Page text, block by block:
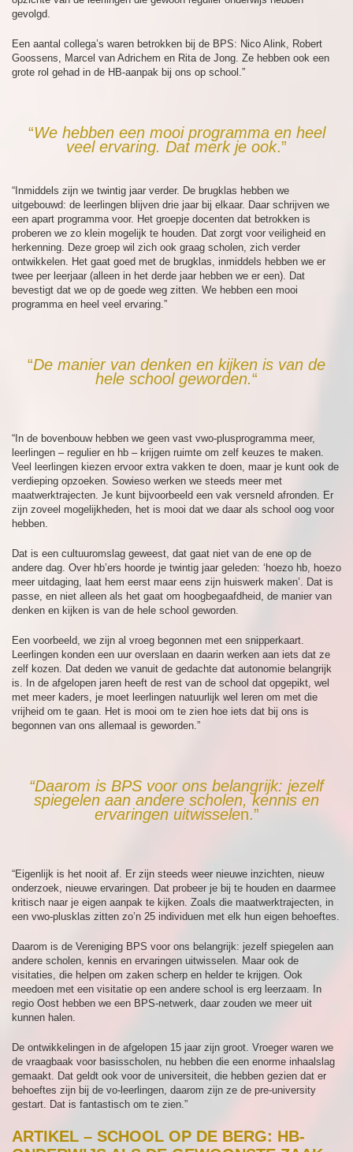
gevolgd.
Een aantal collega’s waren betrokken bij de BPS: Nico Alink, Robert
Goossens, Marcel van Adrichem en Rita de Jong. Ze hebben ook een
grote rol gehad in de HB-aanpak bij ons op school.”
“We hebben een mooi programma en heel
veel ervaring. Dat merk je ook.”
“Inmiddels zijn we twintig jaar verder. De brugklas hebben we
uitgebouwd: de leerlingen blijven drie jaar bij elkaar. Daar schrijven we
een apart programma voor. Het groepje docenten dat betrokken is
proberen we zo klein mogelijk te houden. Dat zorgt voor veiligheid en
herkenning. Deze groep wil zich ook graag scholen, zich verder
ontwikkelen. Het gaat goed met de brugklas, inmiddels hebben we er
twee per leerjaar (alleen in het derde jaar hebben we er een). Dat
bevestigt dat we op de goede weg zitten. We hebben een mooi
programma en heel veel ervaring.”
“De manier van denken en kijken is van de
hele school geworden.“
“In de bovenbouw hebben we geen vast vwo-plusprogramma meer,
leerlingen – regulier en hb – krijgen ruimte om zelf keuzes te maken.
Veel leerlingen kiezen ervoor extra vakken te doen, maar je kunt ook de
verdieping opzoeken. Sowieso werken we steeds meer met
maatwerktrajecten. Je kunt bijvoorbeeld een vak versneld afronden. Er
zijn zoveel mogelijkheden, het is mooi dat we daar als school oog voor
hebben.
Dat is een cultuuromslag geweest, dat gaat niet van de ene op de
andere dag. Over hb’ers hoorde je twintig jaar geleden: ‘hoezo hb, hoezo
meer uitdaging, laat hem eerst maar eens zijn huiswerk maken’. Dat is
passe, en niet alleen als het gaat om hoogbegaafdheid, de manier van
denken en kijken is van de hele school geworden.
Een voorbeeld, we zijn al vroeg begonnen met een snipperkaart.
Leerlingen konden een uur overslaan en daarin werken aan iets dat ze
zelf kozen. Dat deden we vanuit de gedachte dat autonomie belangrijk
is. In de afgelopen jaren heeft de rest van de school dat opgepikt, wel
met meer kaders, je moet leerlingen natuurlijk wel leren om met die
vrijheid om te gaan. Het is mooi om te zien hoe iets dat bij ons is
begonnen van ons allemaal is geworden.”
“Daarom is BPS voor ons belangrijk: jezelf
spiegelen aan andere scholen, kennis en
ervaringen uitwisselen.”
“Eigenlijk is het nooit af. Er zijn steeds weer nieuwe inzichten, nieuw
onderzoek, nieuwe ervaringen. Dat probeer je bij te houden en daarmee
kritisch naar je eigen aanpak te kijken. Zoals die maatwerktrajecten, in
een vwo-plusklas zitten zo’n 25 individuen met elk hun eigen behoeftes.
Daarom is de Vereniging BPS voor ons belangrijk: jezelf spiegelen aan
andere scholen, kennis en ervaringen uitwisselen. Maar ook de
visitaties, die helpen om zaken scherp en helder te krijgen. Ook
meedoen met een visitatie op een andere school is erg leerzaam. In
regio Oost hebben we een BPS-netwerk, daar zouden we meer uit
kunnen halen.
De ontwikkelingen in de afgelopen 15 jaar zijn groot. Vroeger waren we
de vraagbaak voor basisscholen, nu hebben die een enorme inhaalslag
gemaakt. Dat geldt ook voor de universiteit, die hebben gezien dat er
behoeftes zijn bij de vo-leerlingen, daarom zijn ze de pre-university
gestart. Dat is fantastisch om te zien.”
ARTIKEL – SCHOOL OP DE BERG: HB-